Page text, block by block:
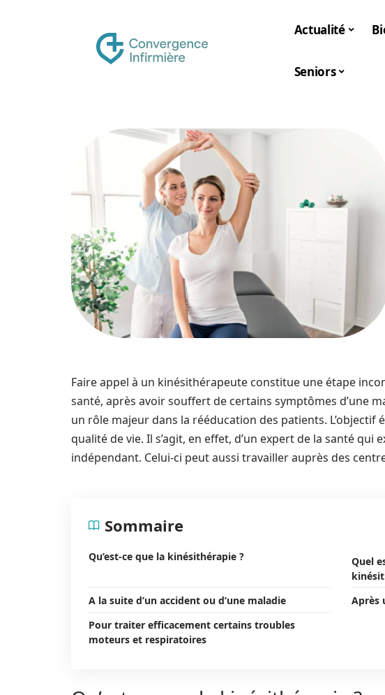
Actualité
Seniors
Faire appel à un kinésithérapeute constitue une étape
santé, après avoir souffert de certains symptômes d’une
un rôle majeur dans la rééducation des patients. L’objectif
qualité de vie. Il s’agit, en effet, d’un expert de la santé qui
indépendant. Celui-ci peut aussi travailler auprès des
Sommaire
Qu’est-ce que la kinésithérapie ?
Quel
A la suite d’un accident ou d’une maladie
Après
Pour traiter efficacement certains troubles
moteurs et respiratoires